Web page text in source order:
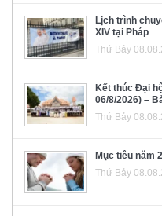
Lịch trình
XIV tại Pháp
Thứ Bảy
Kết thúc Đại
06/8/2026) –
Thứ Bảy
Mục tiêu năm
Thứ Bảy